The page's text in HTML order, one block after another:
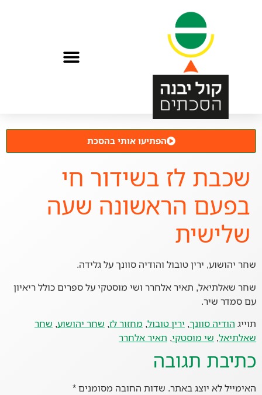
הפתיעו אותי בהסכת
שכבת לז בשידור חי
בפעם הראשונה שעה
שלישית
שחר יהושוע, ירין טובול והודיה סוונך על גלידה.
שחר שאלתיאל, תאיר אלחרר ושי מוסטקי על ספרים כולל ריאיון
עם סמדר שיר.
תוייג הודיה סוונך, ירין טובול, מחזור לז, שחר יהושוע, שחר
שאלתיאל, שי מוסטקי, תאיר אלחרר
כתיבת תגובה
האימייל לא יוצג באתר. שדות החובה מסומנים*